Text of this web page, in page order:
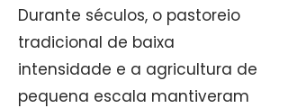
Durante séculos, o pastoreio
tradicional de baixa
intensidade e a agricultura de
pequena escala mantiveram